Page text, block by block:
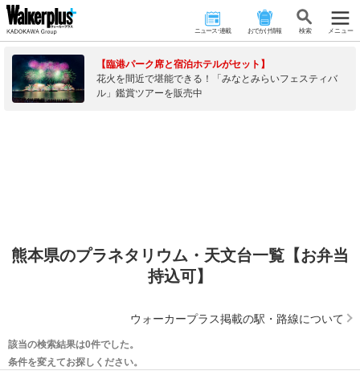
ニュース･連載 おでかけ情報 検 索 メニュー
【臨港パーク席と宿泊ホテルがセット】
花火を間近で堪能できる！「みなとみらいフェスティバ
ル」鑑賞ツアーを販売中
熊本県のプラネタリウム・天文台一覧【お弁当
持込可】
ウォーカープラス掲載の駅・路線について
該当の検索結果は0件でした。
条件を変えてお探しください。